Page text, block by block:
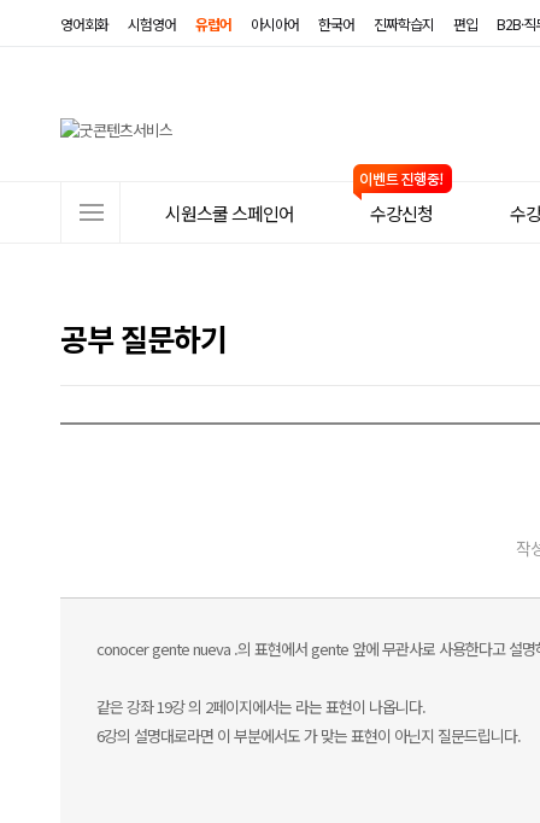
영어회화 시험영어 유럽어 아시아어 한국어 진짜학습지 편입 B2B·
뉴
시원스쿨 스페인어 수강신청 수
공부 질문하기
작
conocer gente nueva .의 표현에서 gente 앞에 무관사로 사용한다고 설명
같은 강좌 19강 의 2페이지에서는 라는 표현이 나옵니다.
6강의 설명대로라면 이 부분에서도 가 맞는 표현이 아닌지 질문드립니다.